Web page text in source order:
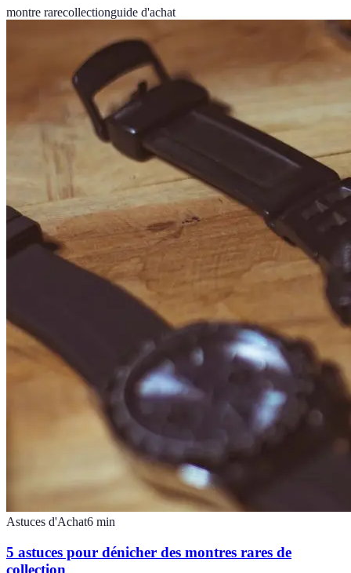
montre rarecollectionguide d'achat
Astuces d'Achat6 min
5 astuces pour dénicher des montres rares de
collection